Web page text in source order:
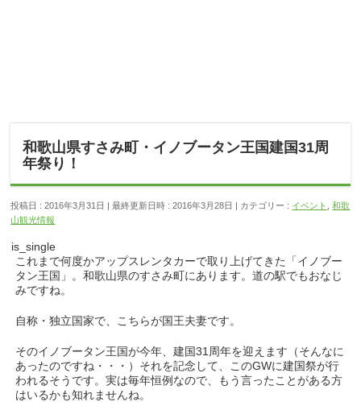
和歌山県すさみ町・イノブータン王国建国31周
年祭り！
投稿日 : 2016年3月31日 最終更新日時 : 2016年3月28日 カテゴリー : イベント ,和歌
山観光情報
is_single
これまで何度かアップスレンタカーで取り上げてきた「イノブー
タン王国」。和歌山県のすさみ町にあります。道の駅でもおなじ
みですね。
自称・独立国家で、こちらが国王夫妻です。
そのイノブータン王国が今年、建国31周年を迎えます（そんなに
あったのですね・・・）それを記念して、このGWに建国祭が行
われるそうです。実は毎年恒例なので、もう言ったことがある方
はいるかも知れませんね。